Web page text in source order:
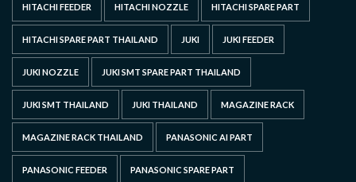
HITACHI FEEDER HITACHI NOZZLE HITACHI SPARE PART
HITACHI SPARE PART THAILAND JUKI JUKI FEEDER
JUKI NOZZLE JUKI SMT SPARE PART THAILAND
JUKI SMT THAILAND JUKI THAILAND MAGAZINE RACK
MAGAZINE RACK THAILAND PANASONIC AI PART
PANASONIC FEEDER PANASONIC SPARE PART